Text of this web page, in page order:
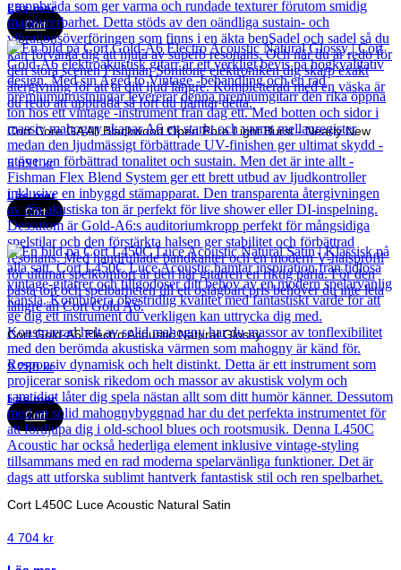
Läs mer
Cort
Cort Core GA All Blackwood Open Pore Light Burst - Nearly New
5 891kr
Läs mer
Cort
Cort Gold-A6 Electro Acoustic Natural Glossy
9 280kr
Läs mer
Cort
Cort L450C Luce Acoustic Natural Satin
4 704 kr